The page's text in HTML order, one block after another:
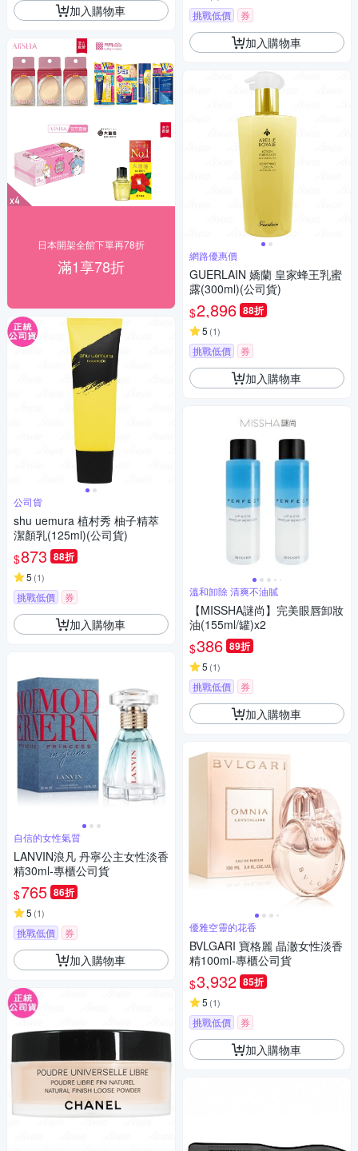
加入購物車
日本開架全館下單再78折
滿1享78折
公司貨
shu uemura 植村秀 柚子精萃
潔顏乳(125ml)(公司貨)
$873 88折
5 (1)
挑戰低價 券
加入購物車
自信的女性氣質
LANVIN浪凡 丹寧公主女性淡香
精30ml-專櫃公司貨
$765 86折
5 (1)
挑戰低價 券
加入購物車
挑戰低價 券
加入購物車
網路優惠價
GUERLAIN 嬌蘭 皇家蜂王乳蜜
露(300ml)(公司貨)
$2,896 88折
5 (1)
挑戰低價 券
加入購物車
溫和卸除 清爽不油膩
【MISSHA謎尚】完美眼唇卸妝
油(155ml/罐)x2
$386 89折
5 (1)
挑戰低價 券
加入購物車
優雅空靈的花香
BVLGARI 寶格麗 晶澈女性淡香
精100ml-專櫃公司貨
$3,932 85折
5 (1)
挑戰低價 券
加入購物車